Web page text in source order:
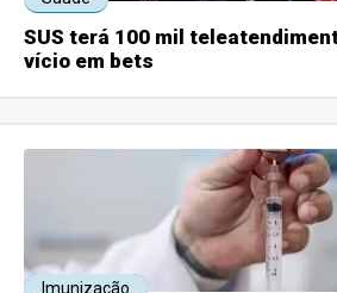
SUS terá 100 mil
vício em bets
Imunização